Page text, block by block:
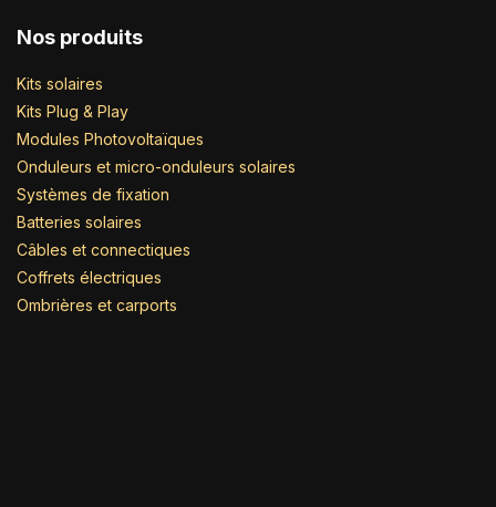
Nos produits
Kits solaires
Kits Plug & Play
Modules Photovoltaïques
Onduleurs et micro-onduleurs solaires
Systèmes de fixation
Batteries solaires
Câbles et connectiques
Coffrets électriques
Ombrières et carports